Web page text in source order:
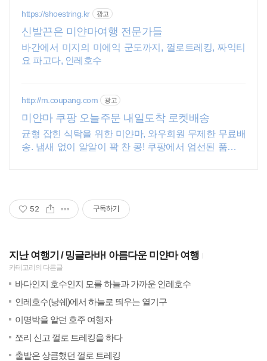
https://shoestring.kr 광고
신발끈은 미얀마여행 전문가들
바간에서 미지의 미에익 군도까지, 껄로트레킹, 짜익티
요 파고다, 인레호수
http://m.coupang.com 광고
미얀마 쿠팡 오늘주문 내일도착 로켓배송
균형 잡힌 식탁을 위한 미얀마, 와우회원 무제한 무료배
송. 냄새 없이 알알이 꽉 찬 콩! 쿠팡에서 엄선된 품질을
52 구독하기
지난 여행기 밍글라바! 아름다운 미얀마 여행
카테고리의 다른글
바다인지 호수인지 모를 하늘과 가까운 인레호수
인레호수(낭쉐)에서 하늘로 띄우는 열기구
이명박을 알던 호주 여행자
쪼리 신고 껄로 트레킹을 하다
출발은 상큼했던 껄로 트레킹